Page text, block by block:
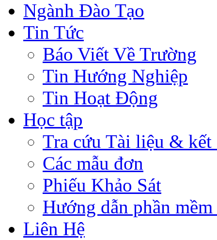
Ngành Đào Tạo
Tin Tức
Báo Viết Về Trường
Tin Hướng Nghiệp
Tin Hoạt Động
Học tập
Tra cứu Tài liệu & kết
Các mẫu đơn
Phiếu Khảo Sát
Hướng dẫn phần
Liên Hệ